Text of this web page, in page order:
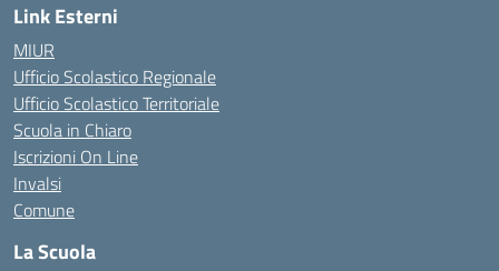
Link Esterni
MIUR
Ufficio Scolastico Regionale
Ufficio Scolastico Territoriale
Scuola in Chiaro
Iscrizioni On Line
Invalsi
Comune
La Scuola